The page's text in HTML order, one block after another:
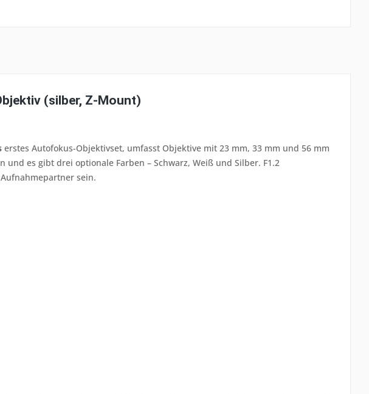
(silber, Z-Mount)
erstes Autofokus-Objektivset, umfasst Objektive mit 23 mm, 33 mm und 56 mm
es gibt drei optionale Farben – Schwarz, Weiß und Silber. F1.2
sein.